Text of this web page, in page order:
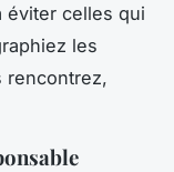
éviter celles qui
les
rencontrez,